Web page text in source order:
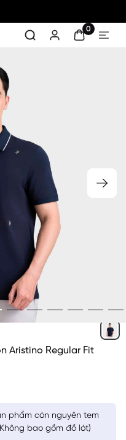
0
Aristino Regular Fit
XANH TÍM THAN 45 THÊU
phẩm còn nguyên tem
bao gồm đồ lót)